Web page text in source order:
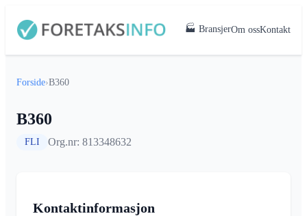
🏭 BransjerOm ossKontakt
Forside›B360
B360
FLI Org.nr: 813348632
Kontaktinformasjon